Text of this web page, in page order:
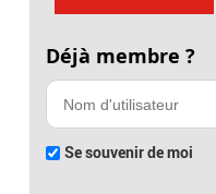
Déjà membre ?
Se souvenir de moi